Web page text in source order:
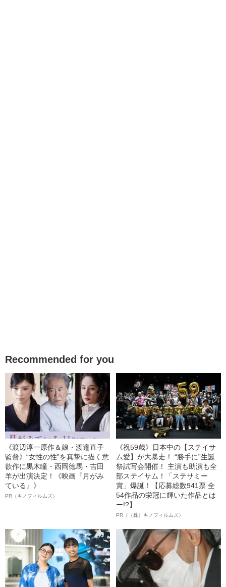
Recommended for you
《渡辺淳一原作＆娘・渡邉直子
監督》“女性の性”を真摯に描く意
欲作に黒木瞳・西岡德馬・吉田
羊が出演決定！《映画『月がみ
ている』》
PR（キノフィルムズ）
《祝59歳》日本中の【ステイサ
ム愛】が大暴走！ “勝手に”生誕
祭試写会開催！ 主演も助演も全
部ステイサム！「ステサミー
賞」爆誕！【応募総数941票 全
54作品の栄冠に輝いた作品とは
ー!?】
PR（（株）キノフィルムズ）